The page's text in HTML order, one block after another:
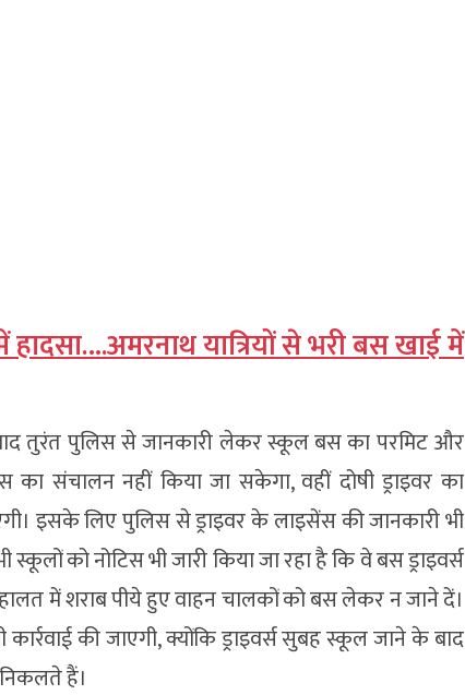
यात्रियों से भरी बस खाई में
तुरंत पुलिस से जानकारी लेकर स्कूल बस का परमिट और
संचालन नहीं किया जा सकेगा, वहीं दोषी ड्राइवर का
इसके लिए पुलिस से ड्राइवर के लाइसेंस की जानकारी भी
स्कूलों को नोटिस भी जारी किया जा रहा है कि वे बस ड्राइवर्स
में शराब पीये हुए वाहन चालकों को बस लेकर न जाने दें।
की जाएगी, क्योंकि ड्राइवर्स सुबह स्कूल जाने के बाद
हैं।